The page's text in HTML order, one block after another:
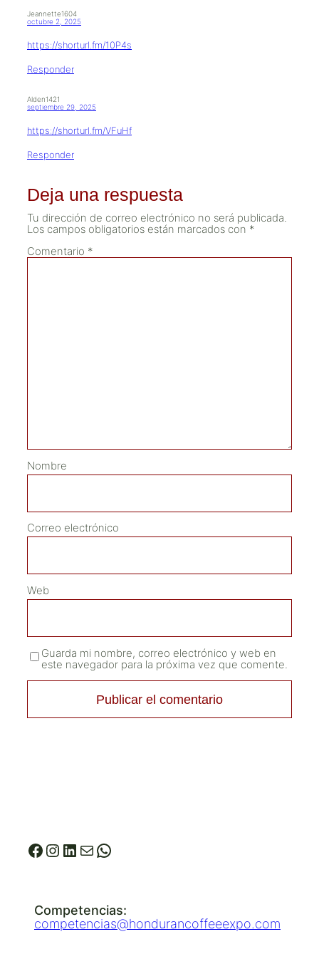
Jeannette1604
octubre 2, 2025
https://shorturl.fm/10P4s
Responder
Alden1421
septiembre 29, 2025
https://shorturl.fm/VFuHf
Responder
Deja una respuesta
Tu dirección de correo electrónico no será publicada.
Los campos obligatorios están marcados con *
Comentario *
Nombre
Correo electrónico
Web
Guarda mi nombre, correo electrónico y web en
este navegador para la próxima vez que comente.
Facebook
Instagram
LinkedInWhatsApp
Competencias:
competencias@hondurancoffeeexpo.com